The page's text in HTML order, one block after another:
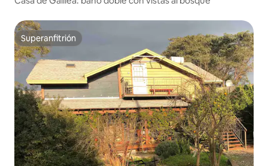
Superanfitrión
Superanfitrión